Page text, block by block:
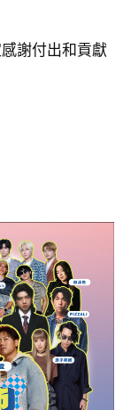
謝付出和貢獻